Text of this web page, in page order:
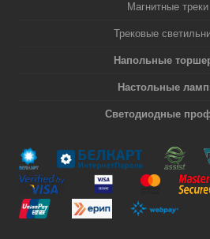
Магнитные треки
Трековые
Напольные
Настольные
Светодиодные